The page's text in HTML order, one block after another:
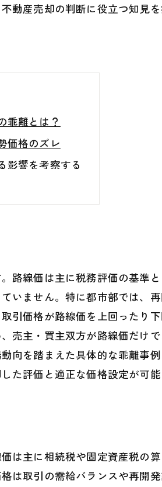
動産売却の判断に役立つ知見
乖離とは？
価格のズレ
影響を考察する
定のポイント
活かした売却術
がカギを握る
路線価は主に税務評価の基準
いません。特に都市部では、
引価格が路線価を上回ったり
売主・買主双方が路線価だけ
向を踏まえた具体的な乖離事
た評価と適正な価格設定が可能
は主に相続税や固定資産税の
は取引の需給バランスや再開